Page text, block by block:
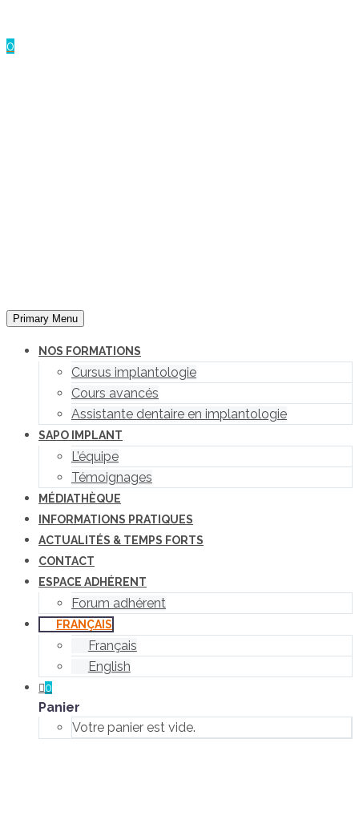
0
Primary Menu
NOS FORMATIONS
Cursus implantologie
Cours avancés
Assistante dentaire en implantologie
SAPO IMPLANT
L’équipe
Témoignages
MÉDIATHÈQUE
INFORMATIONS PRATIQUES
ACTUALITÉS & TEMPS FORTS
CONTACT
ESPACE ADHÉRENT
Forum adhérent
FRANÇAIS
Français
English
0
Panier
Votre panier est vide.